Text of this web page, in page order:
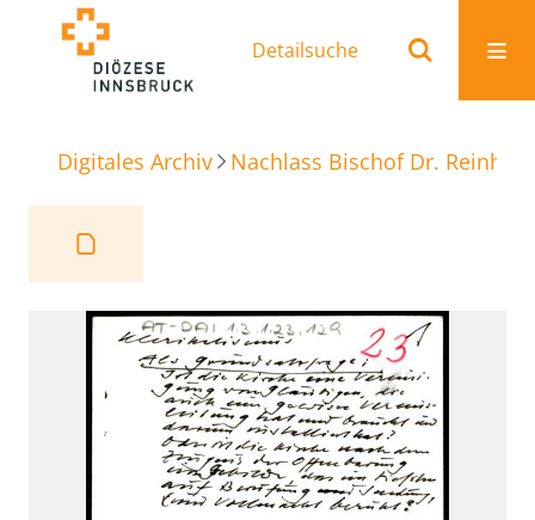
Detailsuche
Digitales Archiv Nachlass Bischof Dr.